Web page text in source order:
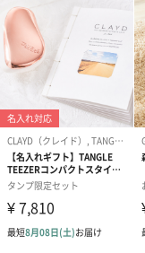
ハンドタオル・ハ
ハンドタオル・ハン
の＋αにおすすめです
花束ハンドタオル（ピ